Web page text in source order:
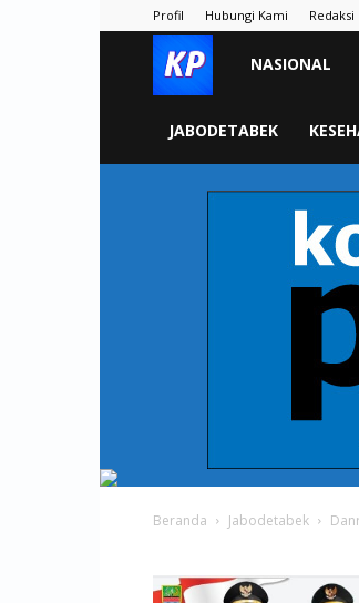
Profil Hubungi Kami Redaksi
KORAN
PELITA
NASIONAL
JABODETABEK
Beranda Jabodetabek